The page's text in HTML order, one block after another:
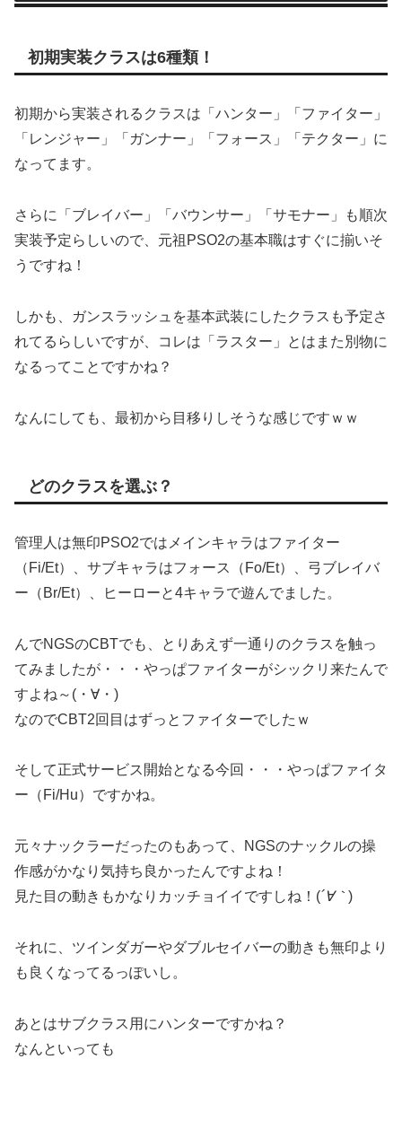
初期実装クラスは6種類！
初期から実装されるクラスは「ハンター」「ファイター」
「レンジャー」「ガンナー」「フォース」「テクター」に
なってます。
さらに「ブレイバー」「バウンサー」「サモナー」も順次
実装予定らしいので、元祖PSO2の基本職はすぐに揃いそ
うですね！
しかも、ガンスラッシュを基本武装にしたクラスも予定さ
れてるらしいですが、コレは「ラスター」とはまた別物に
なるってことですかね？
なんにしても、最初から目移りしそうな感じですｗｗ
どのクラスを選ぶ？
管理人は無印PSO2ではメインキャラはファイター
（Fi/Et）、サブキャラはフォース（Fo/Et）、弓ブレイバ
ー（Br/Et）、ヒーローと4キャラで遊んでました。
んでNGSのCBTでも、とりあえず一通りのクラスを触っ
てみましたが・・・やっぱファイターがシックリ来たんで
すよね～(・∀・)
なのでCBT2回目はずっとファイターでしたｗ
そして正式サービス開始となる今回・・・やっぱファイタ
ー（Fi/Hu）ですかね。
元々ナックラーだったのもあって、NGSのナックルの操
作感がかなり気持ち良かったんですよね！
見た目の動きもかなりカッチョイイですしね！(´∀｀ )
それに、ツインダガーやダブルセイバーの動きも無印より
も良くなってるっぽいし。
あとはサブクラス用にハンターですかね？
なんといっても